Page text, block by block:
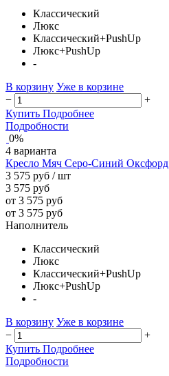
Классический
Люкс
Классический+PushUp
Люкс+PushUp
-
В корзину Уже в корзине
−
+
Купить Подробнее
Подробности
0%
4 варианта
Кресло Мяч Серо-Синий Оксфорд
3 575 руб / шт
3 575 руб
от 3 575 руб
от 3 575 руб
Наполнитель
Классический
Люкс
Классический+PushUp
Люкс+PushUp
-
В корзину Уже в корзине
−
+
Купить Подробнее
Подробности